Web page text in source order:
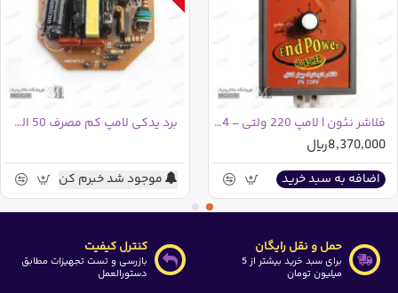
فلاشر نئون | لامپ 220 ولتی - 4 کانال
8,370,000ریال
اضافه به سبد خرید
برد یدکی لامپ کم مصرف 50 الی 70 وات - استوک
موجود شد خبرم کن
حمل و نقل رایگان
برای سبد خرید بیشتر از 5
میلیون تومان
کنترل کیفیت
بازرسی و تست تجهیزات مطابق
دستورالعمل